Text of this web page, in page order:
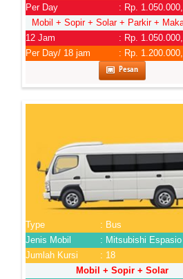
Per Day
: Rp.
Mobil + Sopir + Solar + Parkir +
12 Jam
: Rp.
Per Day/ 18 jam
: Rp.
Pesan
Type
: Bus
Jenis Mobil
: Mitsubishi Espasio
Jumlah Kursi
: 18
Mobil + Sopir + Solar